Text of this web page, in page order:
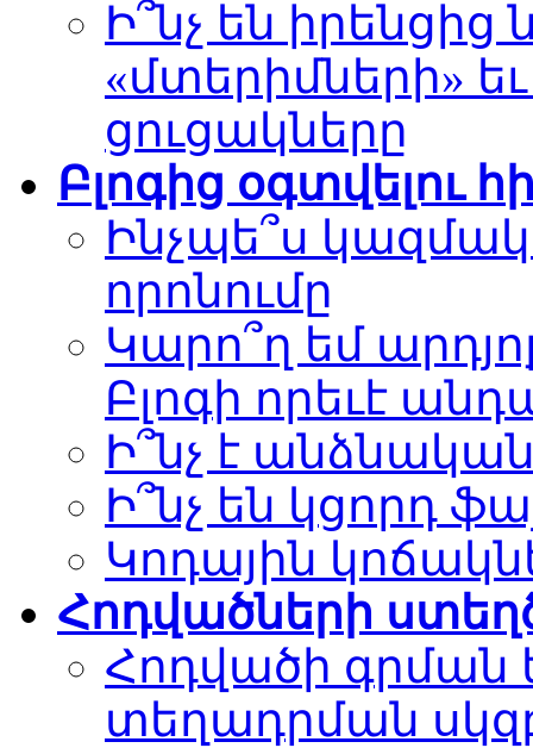
Ի՞նչ են իրենցից
«մտերիմների»
ցուցակները
Բլոգից օգտվելու
Ինչպե՞ս
որոնումը
Կարո՞ղ եմ
Բլոգի որեւէ
Ի՞նչ է
Ի՞նչ են կցորդ
Կոդային
Հոդվածների
Հոդվածի գրման
տեղադրման